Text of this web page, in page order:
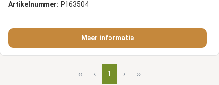
Artikelnummer: P163504
Meer informatie
‹‹ ‹ 1 › ››